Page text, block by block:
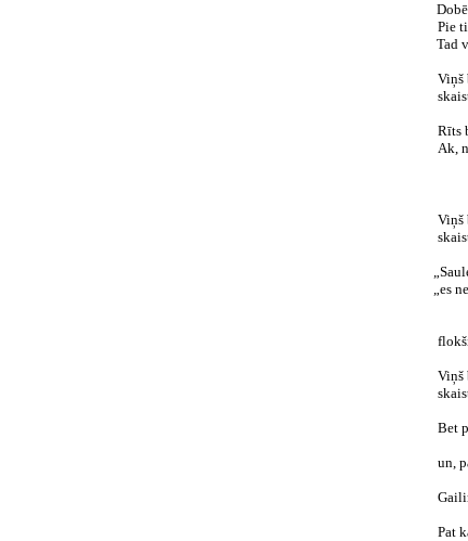
Pie
Tad
Viņš
Rīts
Ak,
Viņš
„es
Viņš
Bet
un,
Pat